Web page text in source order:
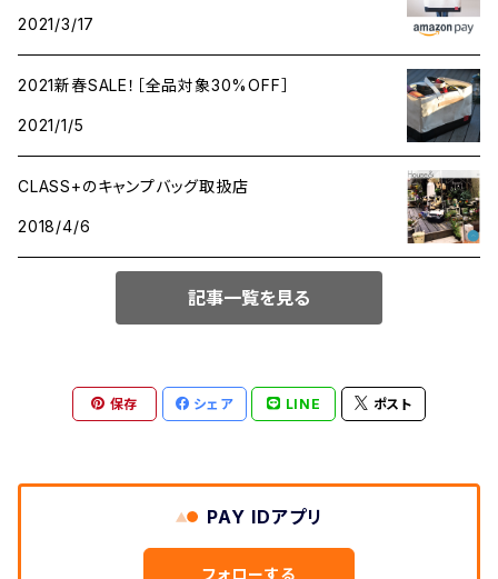
2021/3/17
2021新春SALE！［全品対象30%OFF］
2021/1/5
CLASS+のキャンプバッグ取扱店
2018/4/6
記事一覧を見る
保存 シェア LINE ポスト
PAY IDアプリ
フォローする